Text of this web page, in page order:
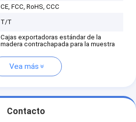
CE, FCC, RoHS, CCC
T/T
Cajas exportadoras estándar de la
madera contrachapada para la muestra
Vea más
Contacto